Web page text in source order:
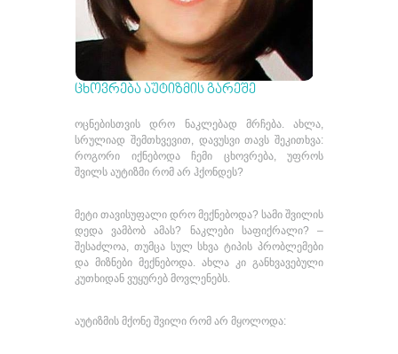
ᲪᲮᲝᲕᲠᲔᲑᲐ ᲐᲣᲢᲘᲖᲛᲘᲡ ᲒᲐᲠᲔᲨᲔ
ოცნებისთვის დრო ნაკლებად მრჩება. ახლა,
სრულიად შემთხვევით, დავუსვი თავს შეკითხვა:
როგორი იქნებოდა ჩემი ცხოვრება, უფროს
შვილს აუტიზმი რომ არ ჰქონდეს?
მეტი თავისუფალი დრო მექნებოდა? სამი შვილის
დედა ვამბობ ამას? ნაკლები საფიქრალი? –
შესაძლოა, თუმცა სულ სხვა ტიპის პრობლემები
და მიზნები მექნებოდა. ახლა კი განხვავებული
კუთხიდან ვუყურებ მოვლენებს.
აუტიზმის მქონე შვილი რომ არ მყოლოდა: